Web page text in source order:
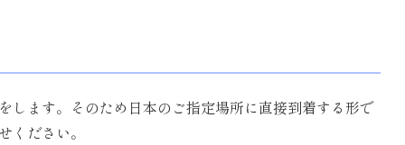
します。そのため日本のご指定場所に直接到着する形で
ださい。